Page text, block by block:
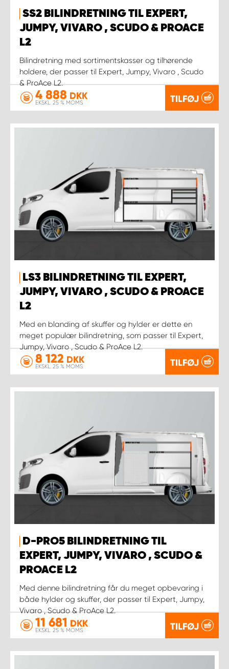
SS2 BILINDRETNING TIL EXPERT,
JUMPY, VIVARO , SCUDO & PROACE
L2
Bilindretning med sortimentskasser og tilhørende
holdere, der passer til Expert, Jumpy, Vivaro , Scudo
& ProAce L2.
4 888 DKK
EKSKL. 25 % MOMS TILFØJ
LS3 BILINDRETNING TIL EXPERT,
JUMPY, VIVARO , SCUDO & PROACE
L2
Med en blanding af skuffer og hylder er dette en
meget populær bilindretning, som passer til Expert,
Jumpy, Vivaro , Scudo & ProAce L2.
8 122 DKK
EKSKL. 25 % MOMS TILFØJ
D-PRO5 BILINDRETNING TIL
EXPERT, JUMPY, VIVARO , SCUDO &
PROACE L2
Med denne bilindretning får du meget opbevaring i
både hylder og skuffer, der passer til Expert, Jumpy,
Vivaro , Scudo & ProAce L2.
11 681 DKK
EKSKL. 25 % MOMS TILFØJ